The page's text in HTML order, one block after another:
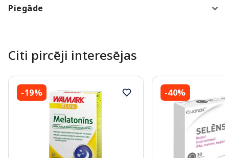
Piegāde
Citi pircēji interesējas
-19% -40%